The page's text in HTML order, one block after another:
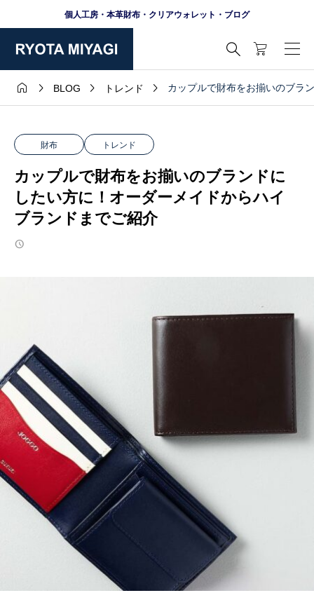
個人工房・本革財布・クリアウォレット・ブログ

  BLOG  トレンド  カップルで財布をお揃いのブラ
財布 トレンド
カップルで財布をお揃いのブランドに
したい方に！オーダーメイドからハイ
ブランドまでご紹介